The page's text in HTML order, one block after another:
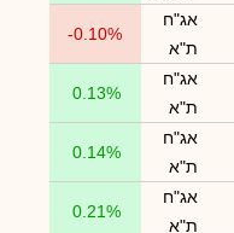
אג"ח
ת"א
-0.10%
אג"ח
ת"א
0.13%
אג"ח
ת"א
0.14%
אג"ח
ת"א
0.21%